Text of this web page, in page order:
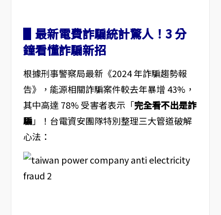
▋最新電費詐騙統計驚人！3 分
鐘看懂詐騙新招
根據刑事警察局最新《2024 年詐騙趨勢報
告》，能源相關詐騙案件較去年暴增 43%，
其中高達 78% 受害者表示「完全看不出是詐
騙」！台電資安團隊特別整理三大管道破解
心法：